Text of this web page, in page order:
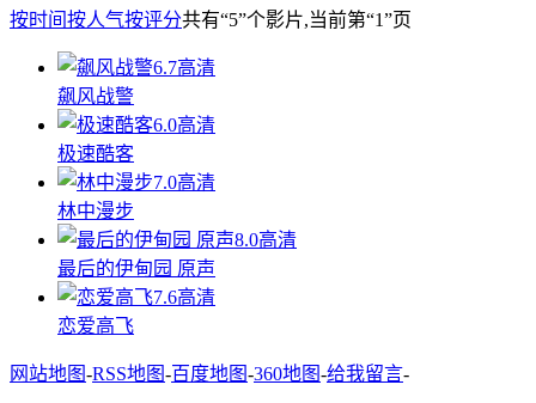
按时间按人气按评分共有“5”个影片,当前第“1”页
6.7高清
飙风战警
6.0高清
极速酷客
7.0高清
林中漫步
8.0高清
最后的伊甸园 原声
7.6高清
恋爱高飞
网站地图-RSS地图-百度地图-360地图-给我留言-